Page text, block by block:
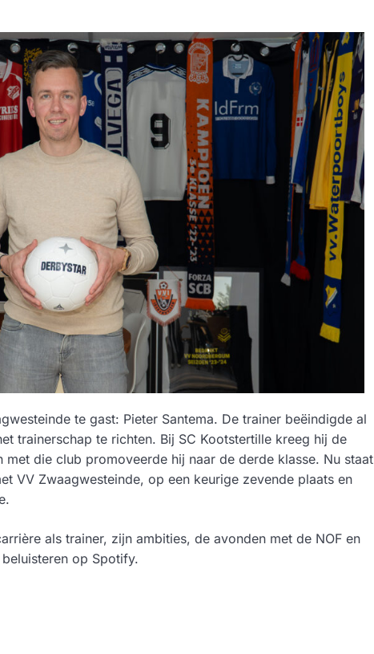
te gast: Pieter Santema. De trainer beëindigde al
trainerschap te richten. Bij SC Kootstertille kreeg hij de
die club promoveerde hij naar de derde klasse. Nu staat
VV Zwaagwesteinde, op een keurige zevende plaats en
als trainer, zijn ambities, de avonden met de NOF en
op Spotify.